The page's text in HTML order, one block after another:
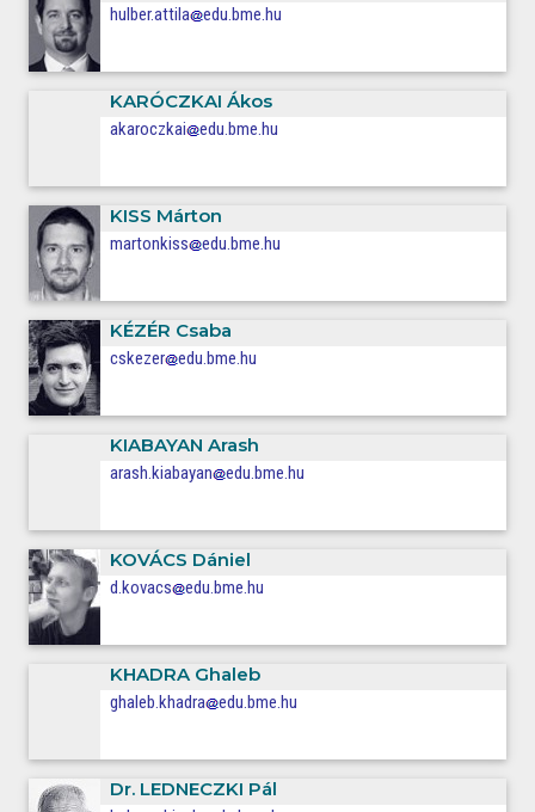
hulber.attila edu.bme.hu
KARÓCZKAI Ákos
akaroczkai edu.bme.hu
KISS Márton
martonkiss edu.bme.hu
KÉZÉR Csaba
cskezer edu.bme.hu
KIABAYAN Arash
arash.kiabayan edu.bme.hu
KOVÁCS Dániel
d.kovacs edu.bme.hu
KHADRAGhaleb
ghaleb.khadra edu.bme.hu
Dr. LEDNECZKI Pál